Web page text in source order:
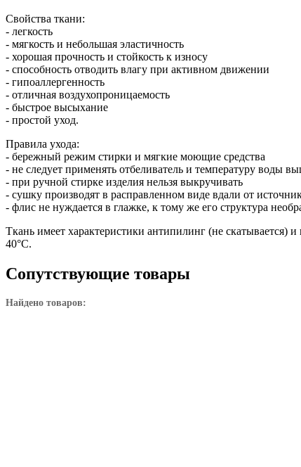
Свойства ткани:
- легкость
- мягкость и небольшая эластичность
- хорошая прочность и стойкость к износу
- способность отводить влагу при активном движении
- гипоаллергенность
- отличная воздухопроницаемость
- быстрое высыхание
- простой уход.
Правила ухода:
- бережный режим стирки и мягкие моющие средства
- не следует применять отбеливатель и температуру воды
- при ручной стирке изделия нельзя выкручивать
- сушку производят в расправленном виде вдали от
- флис не нуждается в глажке, к тому же его структура
Ткань имеет характеристики антипилинг (не скатывается)
40°C.
Сопутствующие товары
Найдено товаров: